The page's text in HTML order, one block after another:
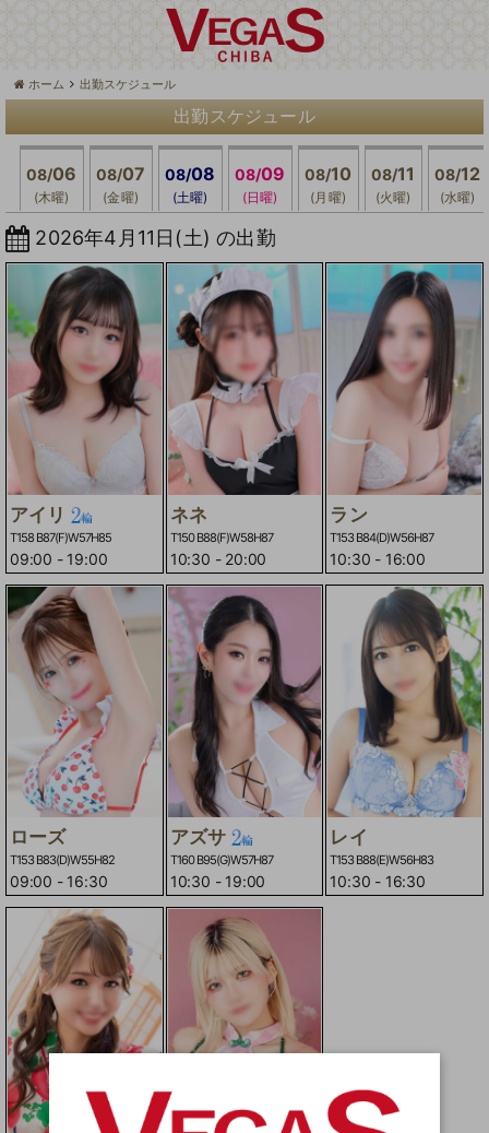
ホーム 出勤スケジュール
出勤スケジュール
08/06
(木曜)
08/07
(金曜)
08/08
(土曜)
08/09
(日曜)
08/10
(月曜)
08/11
(火曜)
08/12
(水曜)
2026年4月11日(土) の出勤
アイリ
T158 B87(F)W57H85
09:00 - 19:00
ネネ
T150 B88(F)W58H87
10:30 - 20:00
ラン
T153 B84(D)W56H87
10:30 - 16:00
ローズ
T153 B83(D)W55H82
09:00 - 16:30
アズサ
T160 B95(G)W57H87
10:30 - 19:00
レイ
T153 B88(E)W56H83
10:30 - 16:30